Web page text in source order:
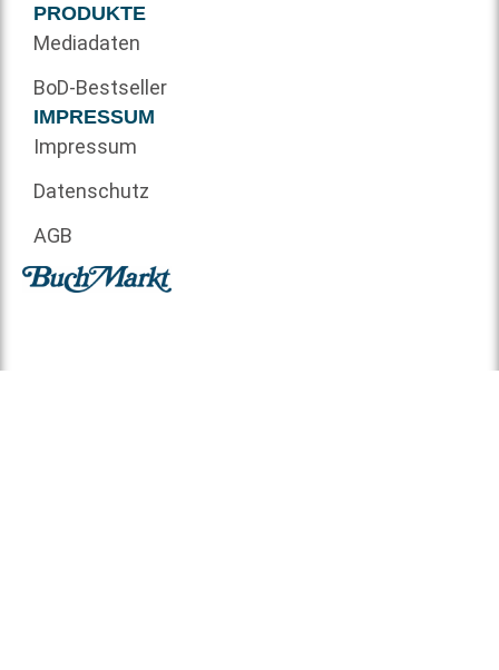
PRODUKTE
Mediadaten
BoD-Bestseller
IMPRESSUM
Impressum
Datenschutz
AGB